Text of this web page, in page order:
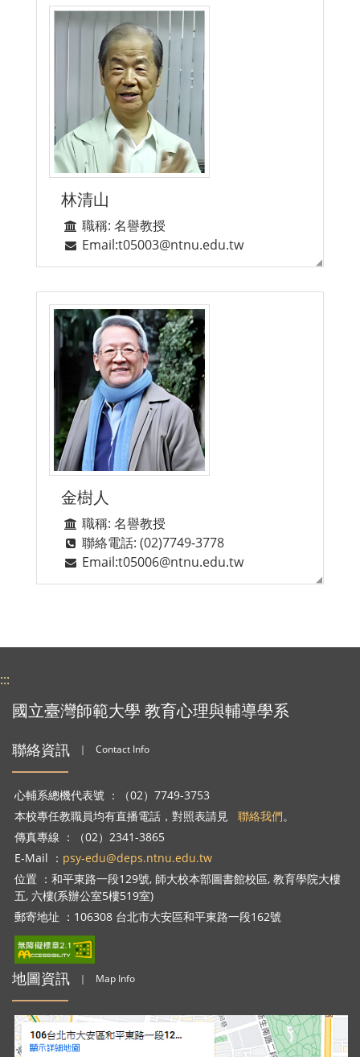
林清山
職稱: 名譽教授
Email:t05003@ntnu.edu.tw
金樹人
職稱: 名譽教授
聯絡電話: (02)7749-3778
Email:t05006@ntnu.edu.tw
:::
國立臺灣師範大學 教育心理與輔導學系
聯絡資訊 ｜ Contact Info
心輔系總機代表號 ：（02）7749-3753
本校專任教職員均有直播電話，對照表請見 聯絡我們。
傳真專線 ：（02）2341-3865
E-Mail ： psy-edu@deps.ntnu.edu.tw
位置 ：和平東路一段129號, 師大校本部圖書館校區, 教育學院大樓
五, 六樓(系辦公室5樓519室)
郵寄地址 ：106308 台北市大安區和平東路一段162號
地圖資訊 ｜ Map Info